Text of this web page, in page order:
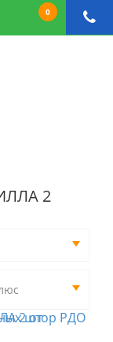
0
2